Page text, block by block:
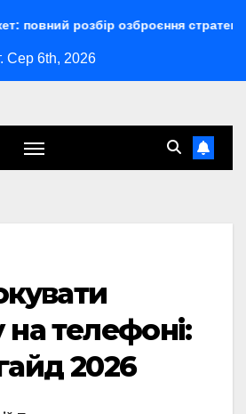
озброєння стратегічного
Сер 6th, 2026
телефоні:
2026